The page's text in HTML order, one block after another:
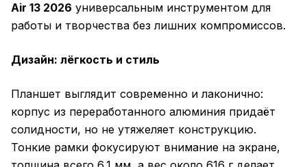
Air 13 2026 универсальным инструментом для
работы и творчества без лишних компромиссов.
Дизайн: лёгкость и стиль
Планшет выглядит современно и лаконично:
корпус из переработанного алюминия придаёт
солидности, но не утяжеляет конструкцию.
Тонкие рамки фокусируют внимание на экране,